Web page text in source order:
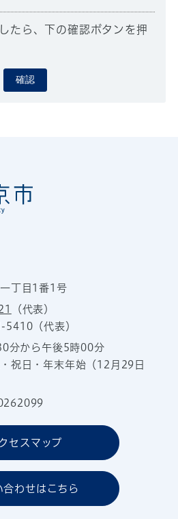
たら、下の確認ボタンを押
確認
丁目1番1号
（代表）
（代表）
分から午後5時00分
祝日・年末年始（12月29日
セスマップ
合わせはこちら